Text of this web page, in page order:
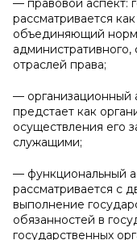
— правовой аспект:
рассматривается
объединяющий
административного,
отраслей права;
— организационный
предстает как
осуществления его
служащими;
— функциональный
рассматривается с
выполнение
обязанностей в
государственных